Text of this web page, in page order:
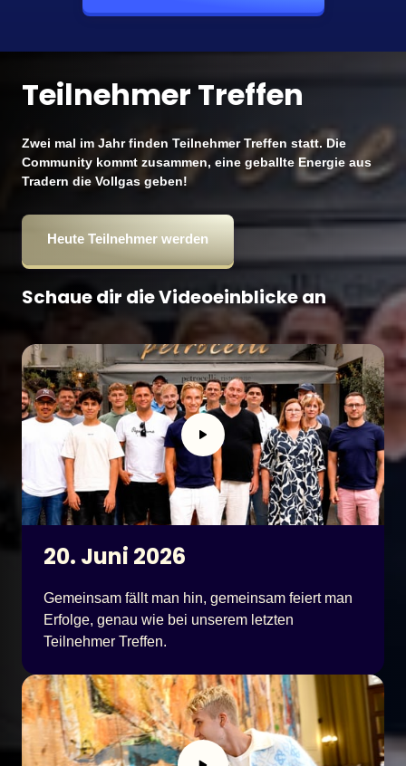
Teilnehmer Treffen
Zwei mal im Jahr finden Teilnehmer Treffen statt. Die
Community kommt zusammen, eine geballte Energie aus
Tradern die Vollgas geben!
Heute Teilnehmer werden
Schaue dir die Videoeinblicke an
20. Juni 2026
Gemeinsam fällt man hin, gemeinsam feiert man
Erfolge, genau wie bei unserem letzten
Teilnehmer Treffen.